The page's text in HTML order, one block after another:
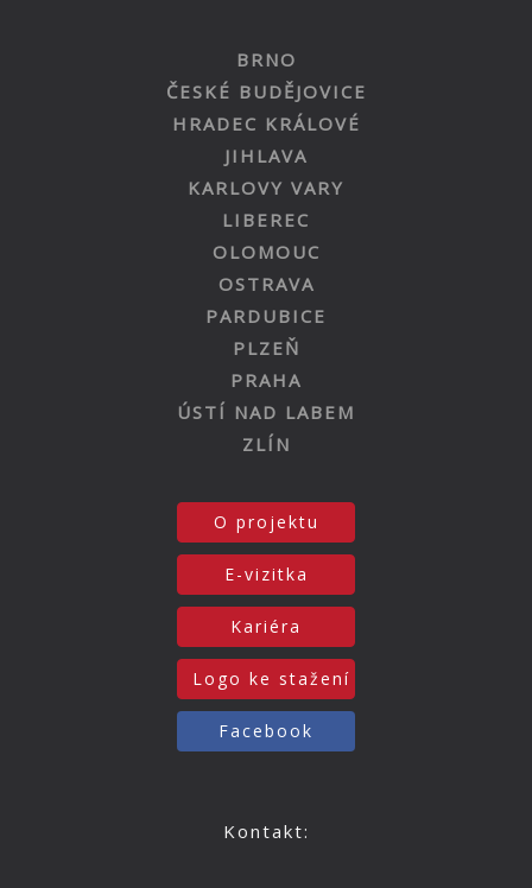
BRNO
ČESKÉ BUDĚJOVICE
HRADEC KRÁLOVÉ
JIHLAVA
KARLOVY VARY
LIBEREC
OLOMOUC
OSTRAVA
PARDUBICE
PLZEŇ
PRAHA
ÚSTÍ NAD LABEM
ZLÍN
O projektu
E-vizitka
Kariéra
Logo ke stažení
Facebook
Kontakt: